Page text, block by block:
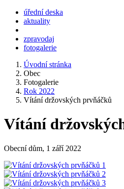
úřední deska
aktuality
zpravodaj
fotogalerie
Úvodní stránka
Obec
Fotogalerie
Rok 2022
Vítání držovských prvňáčků
Vítání
Obecní dům, 1 září 2022